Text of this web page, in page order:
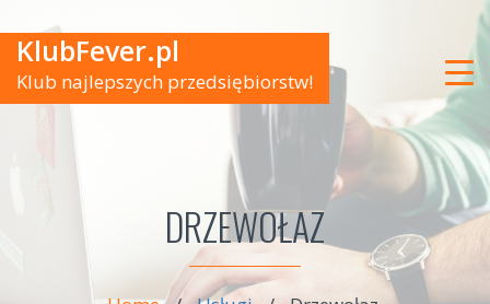
KlubFever.pl
Klub najlepszych przedsiębiorstw!
DRZEWOŁAZ